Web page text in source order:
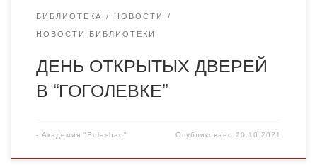
БИБЛИОТЕКА НОВОСТИ
НОВОСТИ БИБЛИОТЕКИ
ДЕНЬ ОТКРЫТЫХ ДВЕРЕЙ
В “ГОГОЛЕВКЕ”
- Академия "Bolashaq" Опубликовано20.10.2021